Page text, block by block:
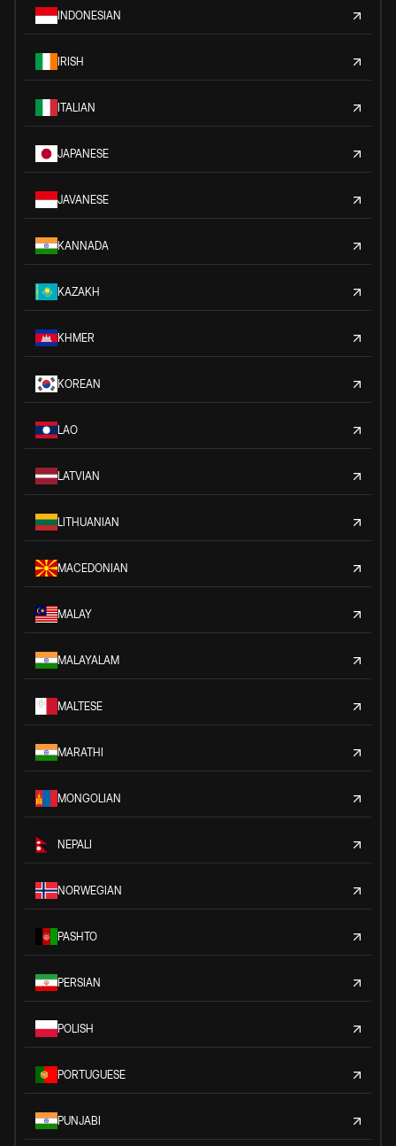
INDONESIAN
IRISH
ITALIAN
JAPANESE
JAVANESE
KANNADA
KAZAKH
KHMER
KOREAN
LAO
LATVIAN
LITHUANIAN
MACEDONIAN
MALAY
MALAYALAM
MALTESE
MARATHI
MONGOLIAN
NEPALI
NORWEGIAN
PASHTO
PERSIAN
POLISH
PORTUGUESE
PUNJABI